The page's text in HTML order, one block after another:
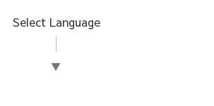
Select Language
▼